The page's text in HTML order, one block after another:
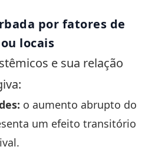
por fatores de
locais
e sua relação
o aumento abrupto do
um efeito transitório